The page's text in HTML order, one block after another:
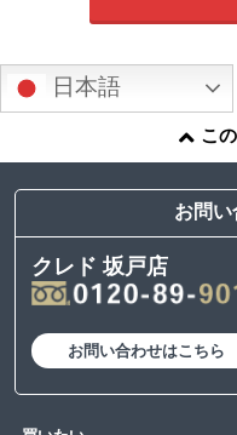
日本語
こ
お問い
クレド 坂戸店
お問い合わせはこちら